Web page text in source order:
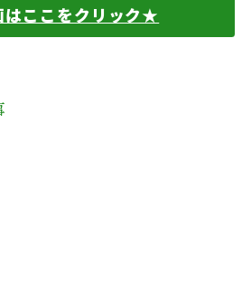
ここをクリック★